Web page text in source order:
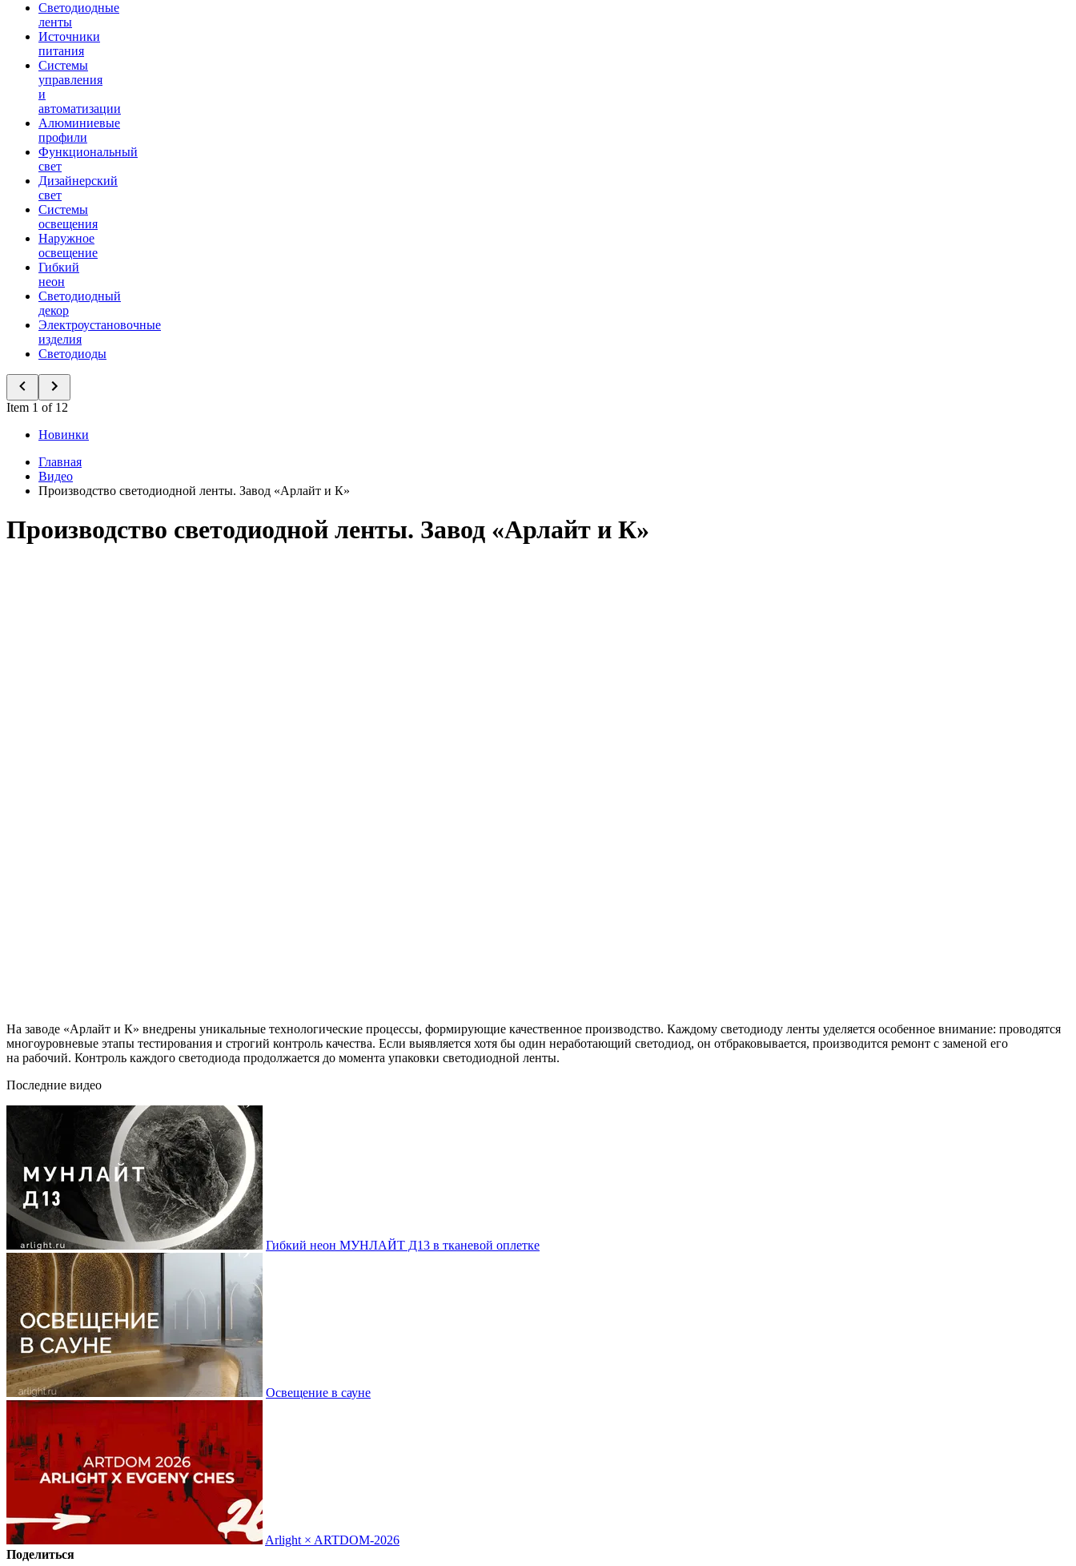
Светодиодные
ленты
Источники
питания
Системы
управления
и
автоматизации
Алюминиевые
профили
Функциональный
свет
Дизайнерский
свет
Системы
освещения
Наружное
освещение
Гибкий
неон
Светодиодный
декор
Электроустановочные
изделия
Светодиоды
Item 1 of 12
Новинки
Главная
Видео
Производство светодиодной ленты. Завод «Арлайт и К»
Производство светодиодной ленты. Завод «Арлайт и К»
На заводе «Арлайт и К» внедрены уникальные технологические процессы, формирующие качественное производство. Каждому светодиоду ленты уделяется особенное внимание: проводятся
многоуровневые этапы тестирования и строгий контроль качества. Если выявляется хотя бы один неработающий светодиод, он отбраковывается, производится ремонт с заменой его
на рабочий. Контроль каждого светодиода продолжается до момента упаковки светодиодной ленты.
Последние видео
Гибкий неон МУНЛАЙТ Д13 в тканевой оплетке
Освещение в сауне
Arlight × ARTDOM-2026
Поделиться